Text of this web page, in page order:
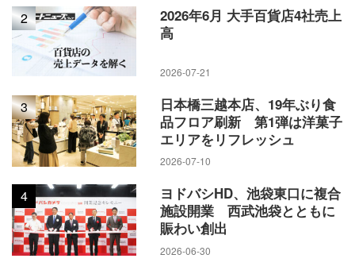
出。待つ間も目で楽しめるようにした。冷凍食品も拡充して
いる。
2
2026年6月 大手百貨店4社売上
高
2026-07-21
3
日本橋三越本店、19年ぶり食
品フロア刷新 第1弾は洋菓子
エリアをリフレッシュ
2026-07-10
4
ヨドバシHD、池袋東口に複合
施設開業 西武池袋とともに
賑わい創出
2026-06-30